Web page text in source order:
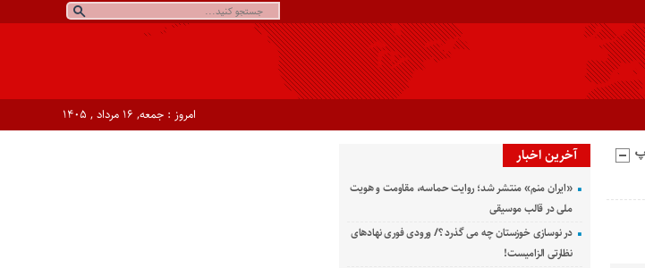
امروز : جمعه, ۱۶ مرداد , ۱۴۰۵
آخرین اخبار
«ایران منم» منتشر شد؛ روایت حماسه، مقاومت و هویت
ملی در قالب موسیقی
در نوسازی خوزستان چه می گذرد ؟/ ورودی فوری نهادهای
نظارتی الزامیست!